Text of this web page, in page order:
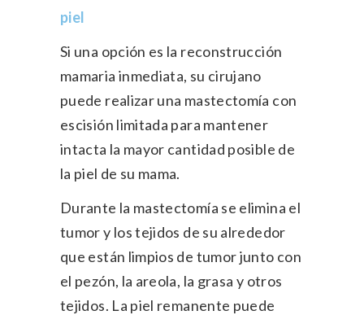
piel
Si una opción es la reconstrucción
mamaria inmediata, su cirujano
puede realizar una mastectomía con
escisión limitada para mantener
intacta la mayor cantidad posible de
la piel de su mama.
Durante la mastectomía se elimina el
tumor y los tejidos de su alrededor
que están limpios de tumor junto con
el pezón, la areola, la grasa y otros
tejidos. La piel remanente puede